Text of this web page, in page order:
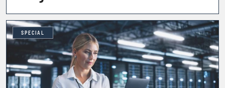
SPECIAL